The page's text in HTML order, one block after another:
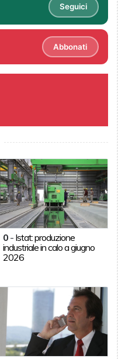
Seguici
Abbonati
0 - Istat: produzione
industriale in calo a giugno
2026